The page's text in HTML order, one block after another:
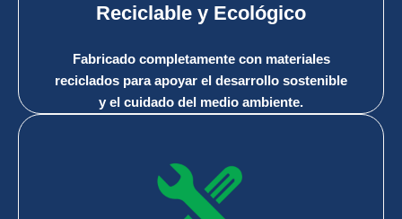
Reciclable y Ecológico
Fabricado completamente con materiales
reciclados para apoyar el desarrollo sostenible
y el cuidado del medio ambiente.